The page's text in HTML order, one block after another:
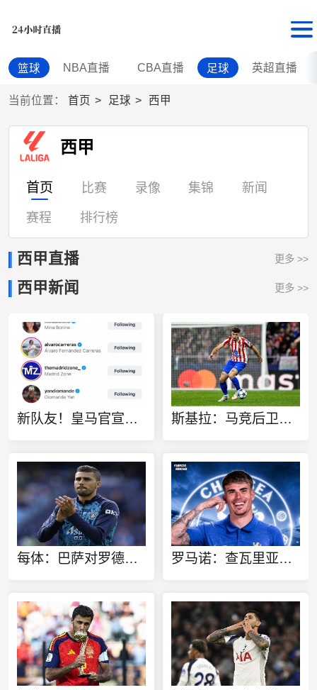
篮球 NBA直播 CBA直播 足球 英超直播
当前位置： 首页 足球 西甲
西甲
首页 比赛 录像 集锦 新闻
赛程 排行榜
西甲直播 更多 >>
西甲新闻 更多 >>
新队友！皇马官宣维尼修斯续约，新援迪奥曼德点赞 斯基拉：马竞后卫鲁杰里接近加盟维拉，已谈妥5年合同
每体：巴萨对罗德里固定转会费上限5000万欧，可加浮动到6000万 罗马诺：查瓦里亚今日前往英格兰接受切尔西体检，转会费2100万欧